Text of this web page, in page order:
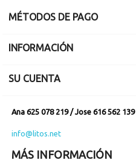
MÉTODOS DE PAGO
INFORMACIÓN
SU CUENTA
Ana 625 078 219 / Jose 616 562 139
info@litos.net
MÁS INFORMACIÓN